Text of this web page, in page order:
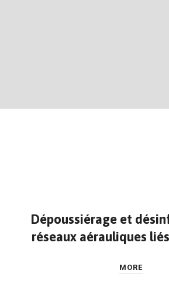
Dépoussiérage et
réseaux aérauliques
MORE